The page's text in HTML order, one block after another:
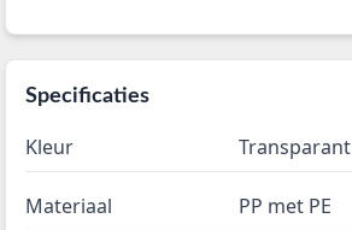
Specificaties
Kleur Transparant
Materiaal PP met PE